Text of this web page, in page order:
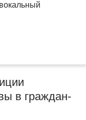
в граждан-